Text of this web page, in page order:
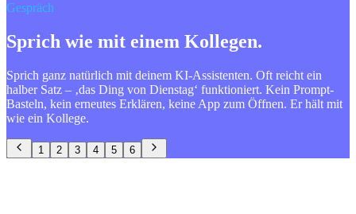
Gespräch
Sprich wie mit einem Kollegen.
Sprich ganz natürlich mit deinem KI-Assistenten. Oft reicht ein
halber Satz – ‚das Ding von Dienstag‘ funktioniert. Kein Prompt-
Basteln, kein erneutes Erklären, keine App zum Öffnen. Er hält mit
wie ein Kollege.
1 2 3 4 5 6